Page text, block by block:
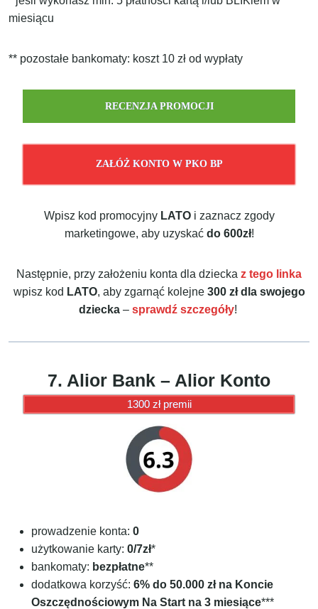
miesiącu
** pozostałe bankomaty: koszt 10 zł od wypłaty
RECENZJA PROMOCJI
ZAŁÓŻ KONTO W PKO BP
Wpisz kod promocyjny LATOi zaznacz zgody
marketingowe, aby uzyskać do 600zł!
Następnie, przy założeniu konta dla dziecka z tego linka
wpisz kod LATO, aby zgarnąć kolejne 300 zł dla swojego
dziecka – sprawdź szczegóły!
7. Alior Bank – Alior Konto
1300 zł premii
prowadzenie konta:0
użytkowanie karty:0/7zł*
bankomaty: bezpłatne**
dodatkowa korzyść:6% do 50.000 zł na Koncie
Oszczędnościowym Na Start na 3 miesiące***